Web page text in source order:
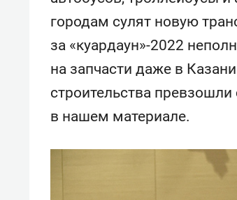
городам сулят новую
за «куардаун»-2022
на запчасти даже в
строительства
в нашем материале.